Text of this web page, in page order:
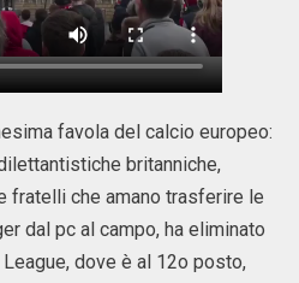
favola del calcio europeo:
britanniche,
fratelli che amano trasferire le
dal pc al campo, ha eliminato
dove è al 12o posto,